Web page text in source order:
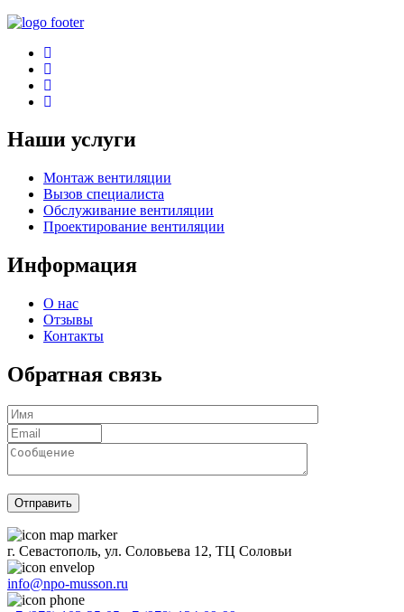
Наши услуги
Монтаж вентиляции
Вызов специалиста
Обслуживание вентиляции
Проектирование вентиляции
Информация
О нас
Отзывы
Контакты
Обратная связь
г. Севастополь, ул. Соловьева 12, ТЦ Соловьи
info@npo-musson.ru